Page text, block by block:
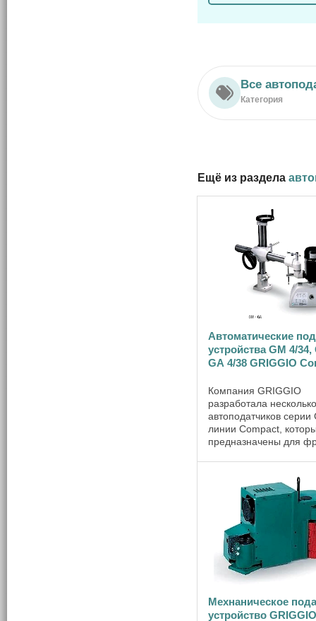
Все
Категория
Ещё из раздела
Автоматические
устройства GM 4/34,
GА 4/38 GRIGGIO
Компания GRIGGIO
разработала несколько
автоподатчиков серии
линии Compact,
предназначены для
в области
улучшают качество
продукции за счёт ...
Мехнаническое
устройство